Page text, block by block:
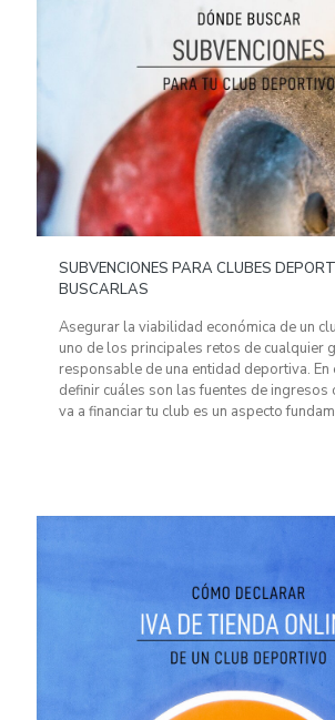
SUBVENCIONES PARA CLUBES
BUSCARLAS
Asegurar la viabilidad económica de un
uno de los principales retos de cualquier
responsable de una entidad deportiva. En
definir cuáles son las fuentes de ingresos
va a financiar tu club es un aspecto